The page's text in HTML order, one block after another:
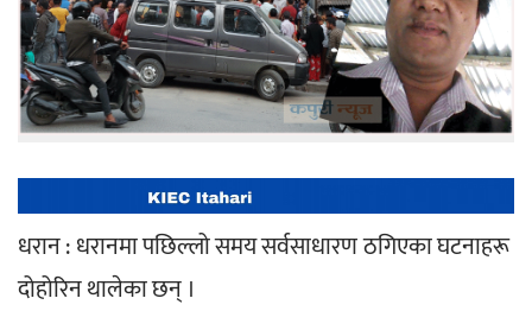
धरान : धरानमा पछिल्लो समय सर्वसाधारण ठगिएका घटनाहरू
दोहोरिन थालेका छन् ।